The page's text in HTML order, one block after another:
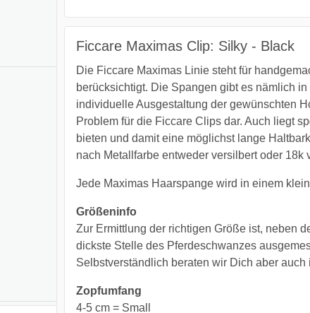
Ficcare Maximas Clip: Silky - Black
Die Ficcare Maximas Linie steht für
berücksichtigt. Die Spangen gibt es nämlich
individuelle Ausgestaltung der gewünschten
Problem für die Ficcare Clips dar. Auch liegt
bieten und damit eine möglichst lange
nach Metallfarbe entweder versilbert oder 18k
Jede Maximas Haarspange wird in einem
Größeninfo
Zur Ermittlung der richtigen Größe ist, neben
dickste Stelle des Pferdeschwanzes
Selbstverständlich beraten wir Dich aber auch
Zopfumfang
4-5 cm = Small